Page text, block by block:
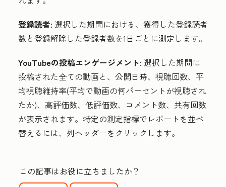
登録読者: 選択した期間における、獲得した登録読者
数と登録解除した登録者数を1日ごとに測定します。
YouTubeの投稿エンゲージメント: 選択した期間に
投稿された全ての動画と、公開日時、視聴回数、平
均視聴維持率(平均で動画の何パーセントが視聴され
たか)、高評価数、低評価数、コメント数、共有回数
が表示されます。特定の測定指標でレポートを並べ
替えるには、 列ヘッダーをクリックします。
この記事はお役に立ちましたか？